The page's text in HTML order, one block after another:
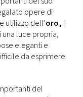
opere di
utilizzo dell’oro, i
luce propria,
eleganti e
da esprimere
del